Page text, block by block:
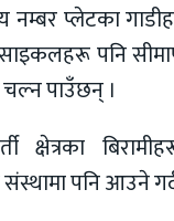
नम्बर प्लेटका
पनि
चल्न पाउँछन् ।
क्षेत्रका
पनि आउने